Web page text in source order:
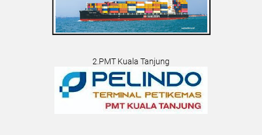
2.PMT Kuala Tanjung